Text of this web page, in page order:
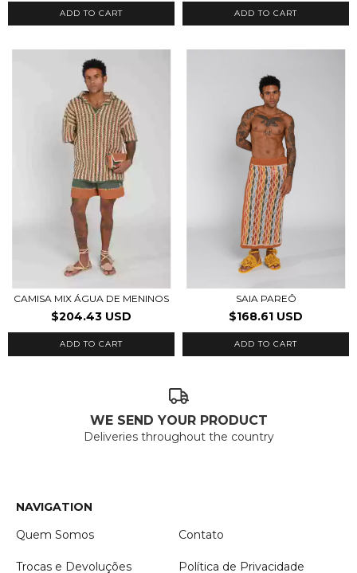
ADD TO CART ADD TO CART
CAMISA MIX ÁGUA DE MENINOS
$204.43 USD
ADD TO CART
SAIA PAREÔ
$168.61 USD
ADD TO CART
WE SEND YOUR PRODUCT
Deliveries throughout the country
NAVIGATION
Quem Somos
Contato
Trocas e Devoluções Política de Privacidade